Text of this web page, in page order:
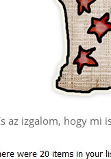
az izgalom, hogy mi